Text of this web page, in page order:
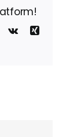
Pinterest
Vk
Xing